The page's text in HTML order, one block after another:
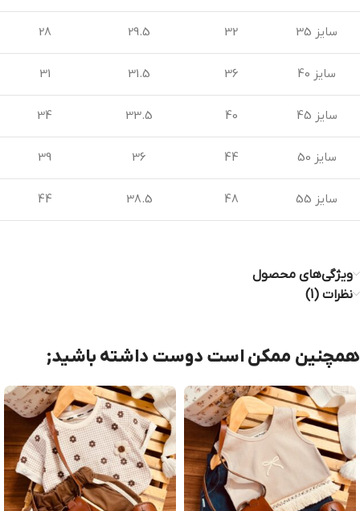
سایز 35 32
29.5
28
سایز 40 36
31.5
31
سایز 45 40
33.5
34
سایز 50 44
36
39
سایز 55 48
38.5
44
ویژگی‌های محصول
نظرات (1)
همچنین ممکن است دوست داشته باشید;